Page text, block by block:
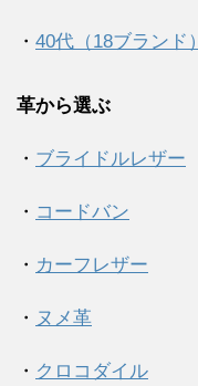
・ 40代（18ブランド）
革から選ぶ
・ ブライドルレザー
・ コードバン
・ カーフレザー
・ ヌメ革
・ クロコダイル